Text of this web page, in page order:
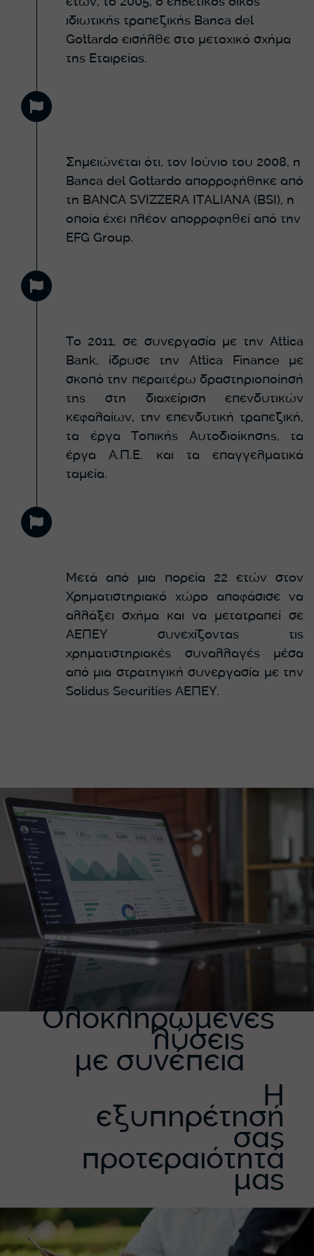
ιδιωτικής τραπεζικής Banca del
Gottardo εισήλθε στο μετοχικό σχήμα
της Εταιρείας.
Σημειώνεται ότι, τον Ιούνιο του 2008, η
Banca del Gottardo απορροφήθηκε από
τη BANCA SVIZZERA ITALIANA (BSI), η
οποία έχει πλέον απορροφηθεί από την
EFG Group.
Το 2011, σε συνεργασία με την Attica
Bank, ίδρυσε την Attica Finance με
σκοπό την περαιτέρω δραστηριοποίησή
της στη διαχείριση επενδυτικών
κεφαλαίων, την επενδυτική τραπεζική,
τα έργα Τοπικής Αυτοδιοίκησης, τα
έργα Α.Π.Ε. και τα επαγγελματικά
ταμεία.
Μετά από μια πορεία 22 ετών στον
Χρηματιστηριακό χώρο αποφάσισε να
αλλάξει σχήμα και να μετατραπεί σε
ΑΕΠΕΥ συνεχίζοντας τις
χρηματιστηριακές συναλλαγές μέσα
από μια στρατηγική συνεργασία με την
Solidus Securities ΑΕΠΕΥ.
Ολοκληρωμένες
λύσεις
με συνέπεια
Η
εξυπηρέτησή
σας
προτεραιότητά
μας